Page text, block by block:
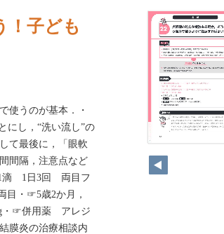
8
！子ども
使うのが基本．・
にし，“洗い流し”の
て最後に，「眼軟
間隔，注意点など
1滴 1日3回 両目フ
・☞5歳2か月，
☞併用薬 アレジ
膜炎の治療相談内